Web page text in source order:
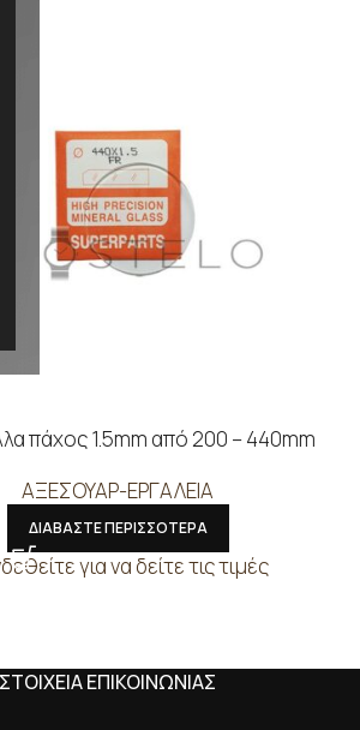
πάχος 1.5mm από 200 – 440mm
ΑΞΕΣΟΥΑΡ-ΕΡΓΑΛΕΙΑ
ΔΙΑΒΑΣΤΕ ΠΕΡΙΣΣΟΤΕΡΑ
για να δείτε τις τιμές
ΣΤΟΙΧΕΙΑ ΕΠΙΚΟΙΝΩΝΙΑΣ